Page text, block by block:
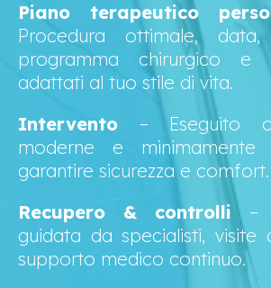
Piano terapeutico
Procedura ottimale, data,
programma chirurgico e
adattati al tuo stile di vita.
Intervento – Eseguito
moderne e minimamente
garantire sicurezza e comfort.
Recupero & controlli –
guidata da specialisti, visite
supporto medico continuo.